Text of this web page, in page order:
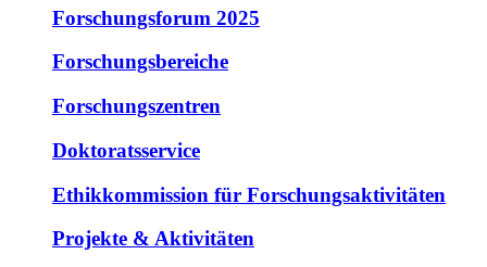
Forschungsforum 2025
Forschungsbereiche
Forschungszentren
Doktoratsservice
Ethikkommission für Forschungsaktivitäten
Projekte & Aktivitäten